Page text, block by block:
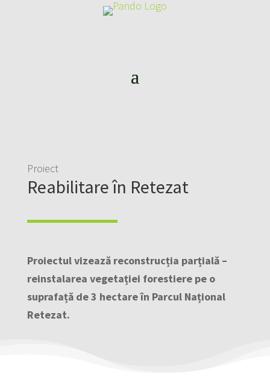
Proiect
Reabilitare în Retezat
Proiectul vizează reconstrucția parțială –
reinstalarea vegetației forestiere pe o
suprafață de 3 hectare în Parcul Național
Retezat.